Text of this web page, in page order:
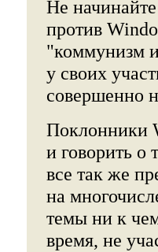
Не
против
"коммунизм
у своих
совершенно
Поклонники
и говорить
все так же
на
темы ни к
время, не